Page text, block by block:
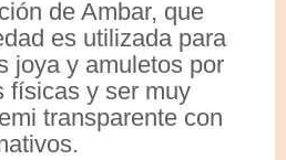
de Ambar, que
es utilizada para
joya y amuletos por
físicas y ser muy
transparente con